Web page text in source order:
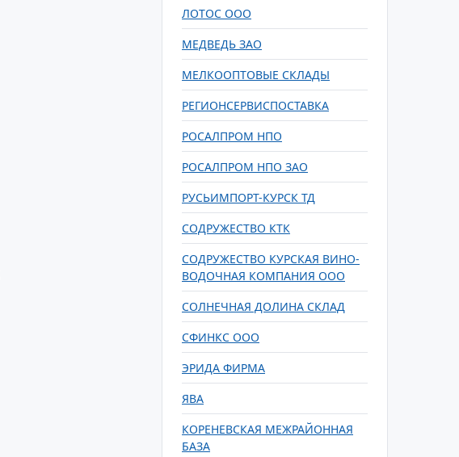
ЛОТОС ООО
МЕДВЕДЬ ЗАО
МЕЛКООПТОВЫЕ СКЛАДЫ
РЕГИОНСЕРВИСПОСТАВКА
РОСАЛПРОМ НПО
РОСАЛПРОМ НПО ЗАО
РУСЬИМПОРТ-КУРСК ТД
СОДРУЖЕСТВО КТК
СОДРУЖЕСТВО КУРСКАЯ ВИНО-
ВОДОЧНАЯ КОМПАНИЯ ООО
СОЛНЕЧНАЯ ДОЛИНА СКЛАД
СФИНКС ООО
ЭРИДА ФИРМА
ЯВА
КОРЕНЕВСКАЯ МЕЖРАЙОННАЯ
БАЗА